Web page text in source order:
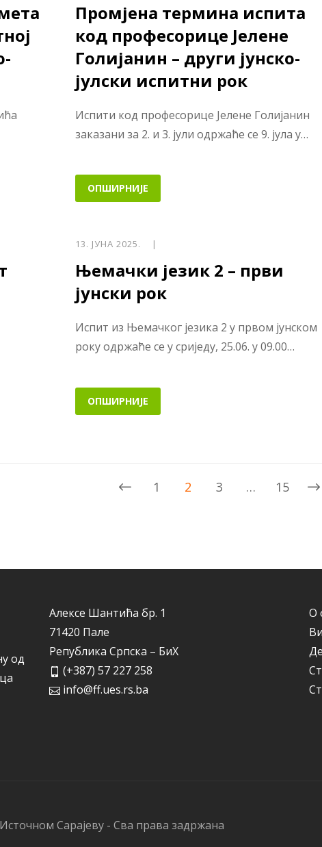
Промјена термина испита
код професорице Јелене
Голијанин – други јунско-
јулски испитни рок
Испити код професорице Јелене Голијанин
заказани за 2. и 3. јули одржаће се 9. јула у…
ОПШИРНИЈЕ
13. ЈУНА 2025. |
Њемачки језик 2 – први
јунски рок
Испит из Њемачког језика 2 у првом јунском
року одржаће се у сриједу, 25.06. у 09.00…
ОПШИРНИЈЕ
1 2 3 … 15
од
Алексе Шантића бр. 1
71420 Пале
Република Српска – БиХ
(+387) 57 227 258
info@ff.ues.rs.ba
О
Сарајеву - Сва права задржана